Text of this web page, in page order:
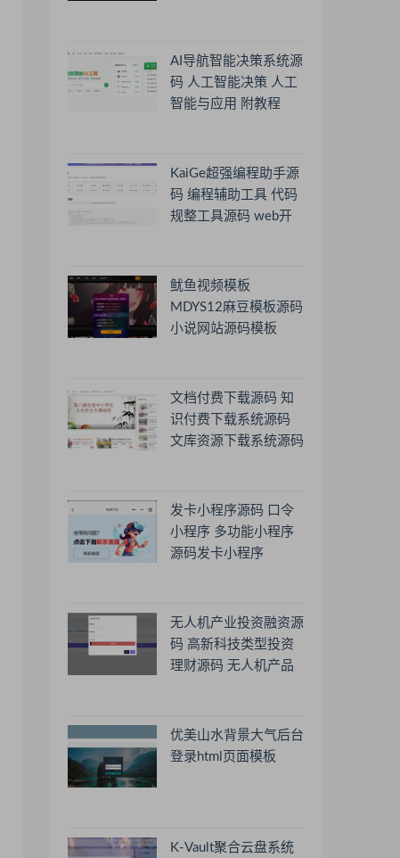
AI导航智能决策系统源
码 人工智能决策 人工
智能与应用 附教程
KaiGe超强编程助手源
码 编程辅助工具 代码
规整工具源码 web开
鱿鱼视频模板
MDYS12麻豆模板源码
小说网站源码模板
文档付费下载源码 知
识付费下载系统源码
文库资源下载系统源码
发卡小程序源码 口令
小程序 多功能小程序
源码发卡小程序
无人机产业投资融资源
码 高新科技类型投资
理财源码 无人机产品
优美山水背景大气后台
登录html页面模板
K-Vault聚合云盘系统